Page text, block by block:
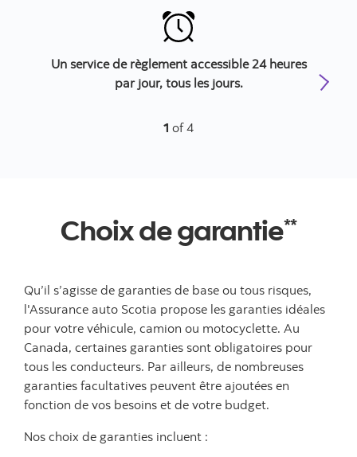
Un service de règlement accessible 24 heures
par jour, tous les jours.
1 of 4
Choix de garantie**
Qu’il s’agisse de garanties de base ou tous risques,
l'Assurance auto Scotia propose les garanties idéales
pour votre véhicule, camion ou motocyclette. Au
Canada, certaines garanties sont obligatoires pour
tous les conducteurs. Par ailleurs, de nombreuses
garanties facultatives peuvent être ajoutées en
fonction de vos besoins et de votre budget.
Nos choix de garanties incluent :